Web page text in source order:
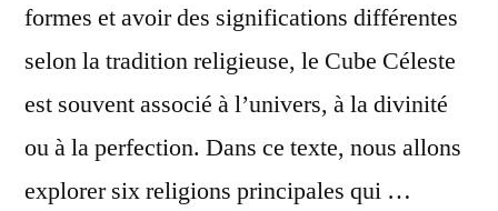
formes et avoir des significations différentes
selon la tradition religieuse, le Cube Céleste
est souvent associé à l’univers, à la divinité
ou à la perfection. Dans ce texte, nous allons
explorer six religions principales qui …